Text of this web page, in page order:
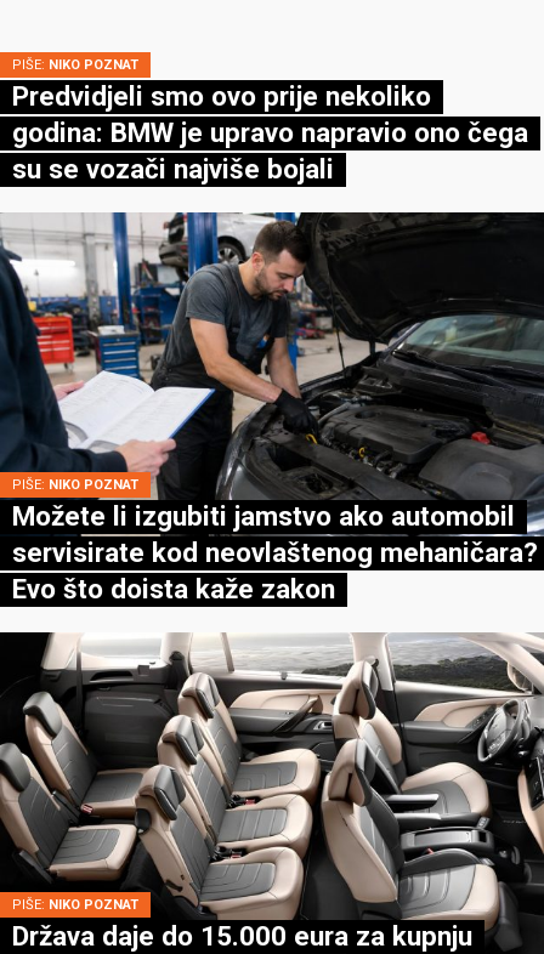
PIŠE: NIKO POZNAT
Predvidjeli smo ovo prije nekoliko
godina: BMW je upravo napravio ono čega
su se vozači najviše bojali
PIŠE: NIKO POZNAT
Možete li izgubiti jamstvo ako automobil
servisirate kod neovlaštenog mehaničara?
Evo što doista kaže zakon
PIŠE: NIKO POZNAT
Država daje do 15.000 eura za kupnju